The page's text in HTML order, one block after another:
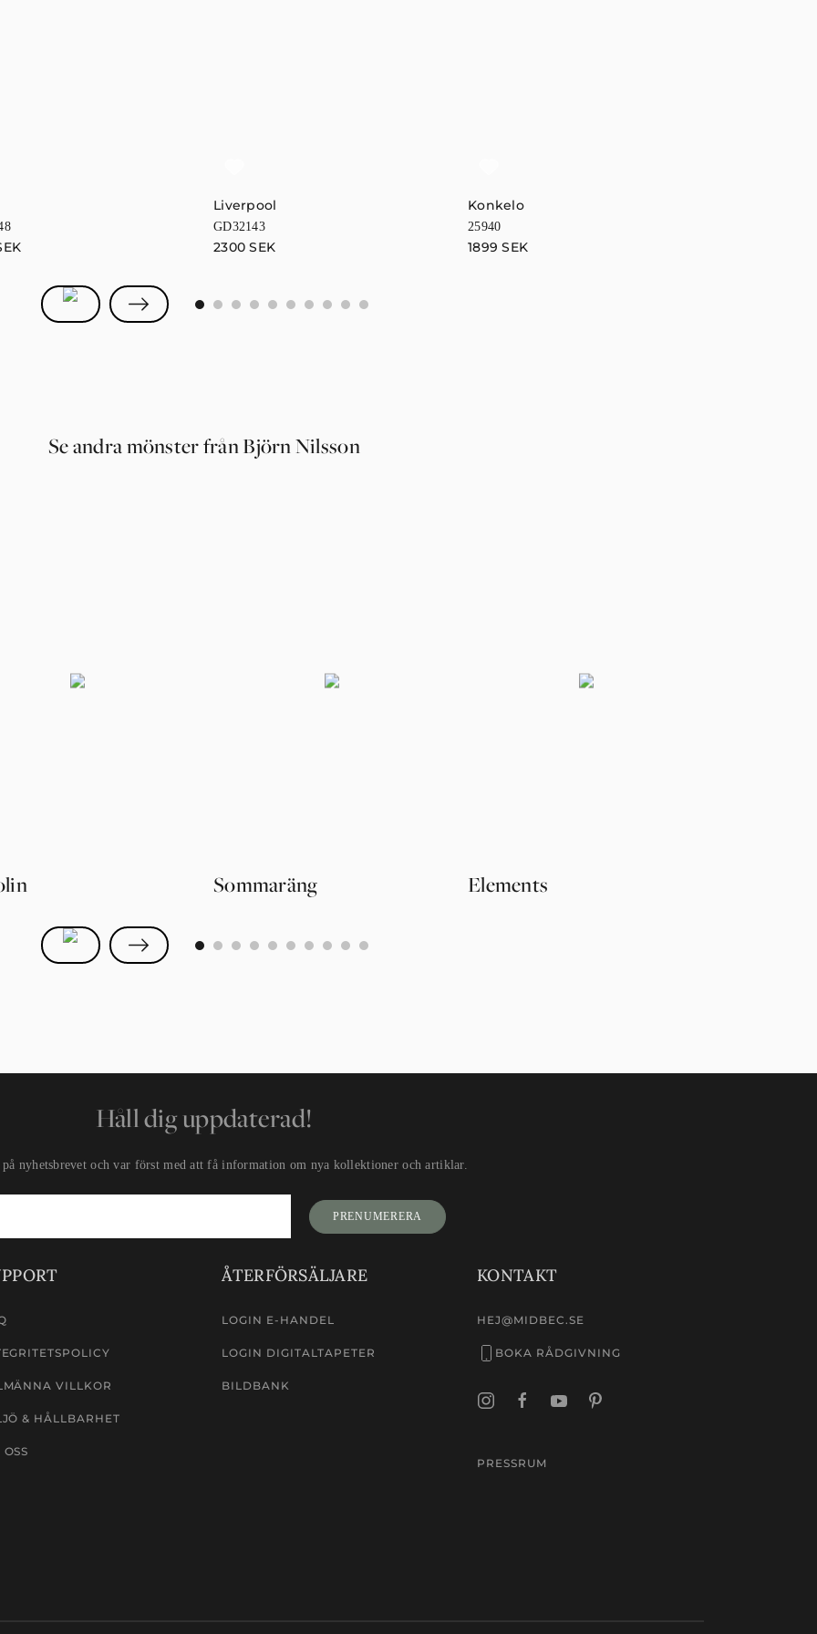
Liverpool
GD32143
2300SEK
Konkelo
25940
1899SEK
0 1 2 3 4 5 6 7 8 9
Se andra mönster från Björn Nilsson
Sommaräng Elements
0 1 2 3 4 5 6 7 8 9
Håll dig uppdaterad!
på nyhetsbrevet och var först med att få information om nya kollektioner och artiklar.
PRENUMERERA
VILLKOR
& HÅLLBARHET
ÅTERFÖRSÄLJARE
LOGIN E-HANDEL
LOGIN DIGITALTAPETER
BILDBANK
KONTAKT
HEJ@MIDBEC.SE
BOKA RÅDGIVNING
PRESSRUM